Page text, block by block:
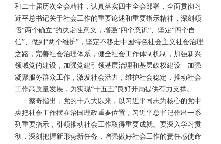
和二十届历次全会精神，认真落实四中全会部署，全面贯彻习
近平总书记关于社会工作的重要论述和重要指示精神，深刻领
悟“两个确立”的决定性意义，增强“四个意识”、坚定“四个自
信”、做到“两个维护”，坚定不移走中国特色社会主义社会治理
之路，完善社会治理体系，健全社会工作体制机制，加强新兴
领域党的建设，加强党建引领基层治理和基层政权建设，加强
凝聚服务群众工作，激发社会活力，维护社会稳定，推动社会
工作高质量发展，为实现“十五五”良好开局提供有力支撑。
蔡奇指出，党的十八大以来，以习近平同志为核心的党中
央把社会工作摆在治国理政重要位置，习近平总书记作出一系
列重要指示，引领推动社会工作取得重要成就。要深入学习贯
彻，深刻把握新形势新任务，增强做好社会工作的责任感使命